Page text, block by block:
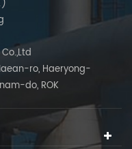
)
ro, Haeryong-
do, ROK